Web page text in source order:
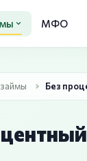
МФО
Без